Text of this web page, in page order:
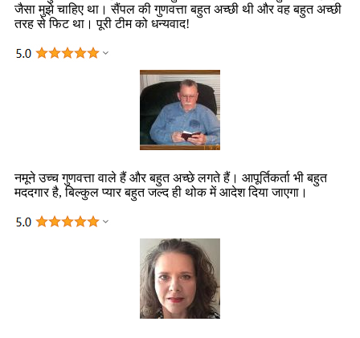
जैसा मुझे चाहिए था। सैंपल की गुणवत्ता बहुत अच्छी थी और वह बहुत अच्छी
तरह से फिट था। पूरी टीम को धन्यवाद!
नमूने उच्च गुणवत्ता वाले हैं और बहुत अच्छे लगते हैं। आपूर्तिकर्ता भी बहुत
मददगार है, बिल्कुल प्यार बहुत जल्द ही थोक में आदेश दिया जाएगा।